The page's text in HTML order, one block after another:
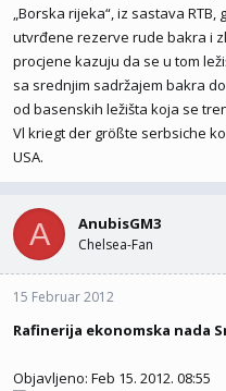
„Borska rijeka“, iz sastava
utvrđene rezerve rude bakra i
procjene kazuju da se u tom
sa srednjim sadržajem bakra
od basenskih ležišta koja se
Vl kriegt der größte serbsiche
USA.
A AnubisGM3
Chelsea-Fan
15 Februar 2012
Rafinerija ekonomska nada
Objavljeno: Feb 15. 2012. 08:55